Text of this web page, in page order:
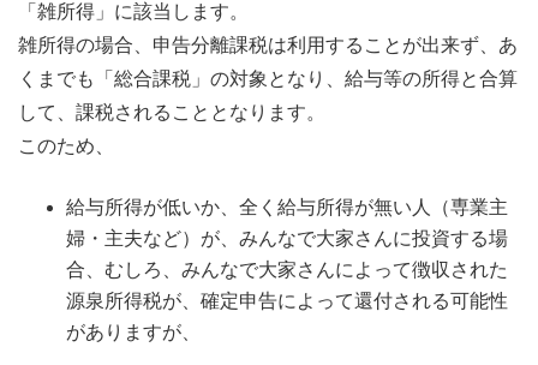
「雑所得」に該当します。
雑所得の場合、申告分離課税は利用することが出来ず、あ
くまでも「総合課税」の対象となり、給与等の所得と合算
して、課税されることとなります。
このため、
給与所得が低いか、全く給与所得が無い人（専業主
婦・主夫など）が、みんなで大家さんに投資する場
合、むしろ、みんなで大家さんによって徴収された
源泉所得税が、確定申告によって還付される可能性
がありますが、